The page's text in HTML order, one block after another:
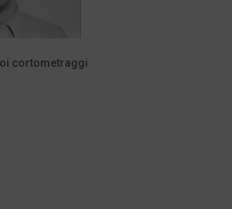
cortometraggi